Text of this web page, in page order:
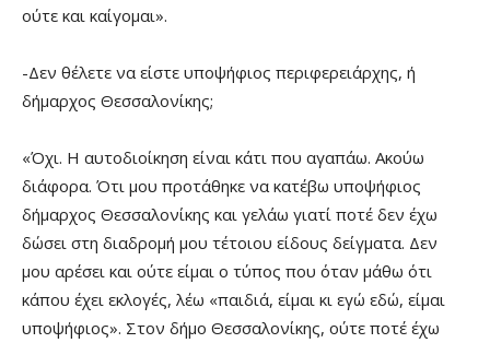
ούτε και καίγομαι».
-Δεν θέλετε να είστε υποψήφιος περιφερειάρχης, ή
δήμαρχος Θεσσαλονίκης;
«Όχι. Η αυτοδιοίκηση είναι κάτι που αγαπάω. Ακούω
διάφορα. Ότι μου προτάθηκε να κατέβω υποψήφιος
δήμαρχος Θεσσαλονίκης και γελάω γιατί ποτέ δεν έχω
δώσει στη διαδρομή μου τέτοιου είδους δείγματα. Δεν
μου αρέσει και ούτε είμαι ο τύπος που όταν μάθω ότι
κάπου έχει εκλογές, λέω «παιδιά, είμαι κι εγώ εδώ, είμαι
υποψήφιος». Στον δήμο Θεσσαλονίκης, ούτε ποτέ έχω